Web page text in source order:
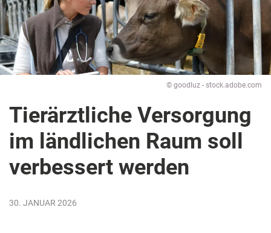
© goodluz - stock.adobe.com
Tierärztliche Versorgung
im ländlichen Raum soll
verbessert werden
30. JANUAR 2026